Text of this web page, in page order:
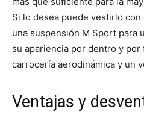
Si lo desea puede vestirlo
una suspensión M Sport para
su apariencia por dentro y por
carrocería aerodinámica y un
Ventajas y